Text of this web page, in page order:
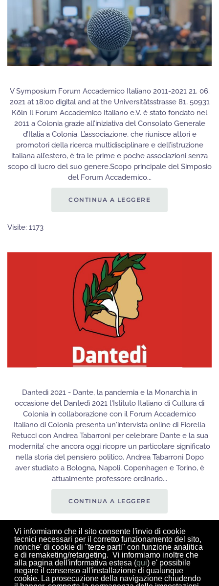
Vi informiamo che il sito consente l'invio di cookie
tecnici necessari per il corretto funzionamento del sito,
nonche' di cookie di "terze parti" con funzione analitica
e di remaketing/retargeting. Vi informiamo inoltre che
alla pagina dell'informativa estesa (qui) e' possibile
negare il consenso all'installazione di qualunque
cookie. La prosecuzione della navigazione chiudendo
V Symposium Forum Accademico Italiano 2011-2021 21. 06.
2021 at 18:00 digital and at the Universitätsstrasse 81, 50931
Köln Il Forum Accademico Italiano e.V. è stato fondato nel
2011 a Colonia grazie all’iniziativa del Consolato Generale
d’Italia a Colonia. L’associazione, che riunisce attori e
promotori della ricerca multidisciplinare e dell’istruzione
italiana all’estero, è tra le prime e poche associazioni senza
scopo di lucro del suo genere.Scopo principale del Simposio
del Forum Accademico...
CONTINUA A LEGGERE
Visite: 1173
Dantedì 2021 - Dante, la pandemia e la Monarchia in
occasione del Dantedì 2021 l'Istituto Italiano di Cultura di
Colonia in collaborazione con il Forum Accademico
Italiano di Colonia presenta un'intervista online di Fiorella
Retucci con Andrea Tabarroni per celebrare Dante e la sua
modernita’ che ancora oggi ricopre un particolare significato
nella storia del pensiero politico. Andrea Tabarroni Dopo
aver studiato a Bologna, Napoli, Copenhagen e Torino, è
attualmente professore ordinario...
CONTINUA A LEGGERE
Visite: 1112
ALTRI ARTICOLI...